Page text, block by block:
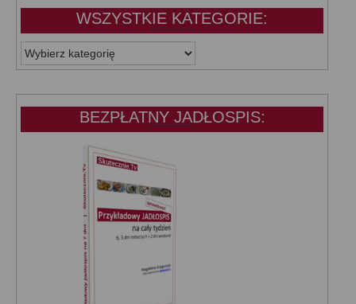
WSZYSTKIE KATEGORIE:
WSZYSTKIE
KATEGORIE:
BEZPŁATNY JADŁOSPIS: